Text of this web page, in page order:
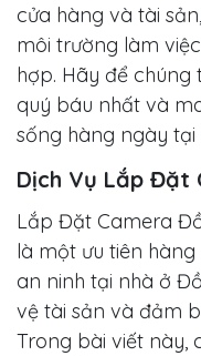
cửa hàng và tài
môi trường làm
hợp. Hãy để
quý báu nhất và
sống hàng ngày tại
Dịch Vụ Lắp Đặt
Lắp Đặt Camera
là một ưu tiên
an ninh tại nhà ở
vệ tài sản và đảm
Trong bài viết này,